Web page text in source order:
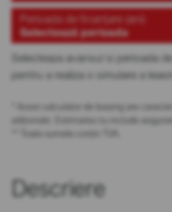
Perioada de finanțare (ani)
Selectează perioada
Selecteaza avansul si perioada
pentru a realiza o simulare a
* Acest calculator de leasing are
adiționale. Estimarea nu include
** Toate sumele conțin TVA.
Descriere